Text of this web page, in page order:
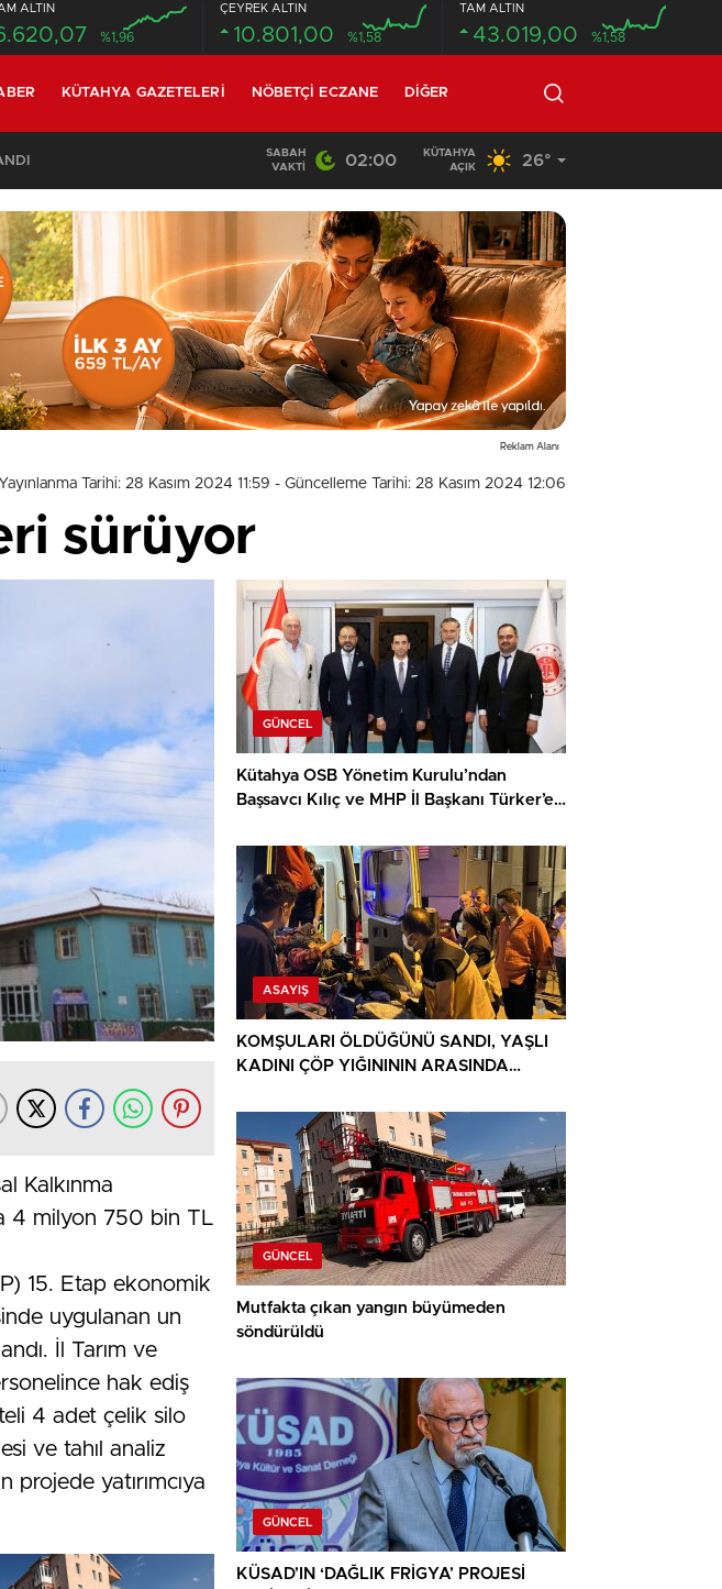
ALTIN
%1,96
ÇEYREK ALTIN
10.801,00 %1,58
TAM ALTIN
43.019,00 %1,58
KÜTAHYA GAZETELERI NÖBETÇI ECZANE DIĞER
20:58 /
SABAH
VAKTI
02:00
KÜTAHYA
AÇIK
26°
Reklam Alanı
Yayınlanma Tarihi: 28 Kasım 2024 11:59 - Güncelleme Tarihi: 28 Kasım 2024 12:06
sürüyor
Kalkınma
4 milyon 750 bin TL
15. Etap ekonomik
uygulanan un
İl Tarım ve
hak ediş
4 adet çelik silo
ve tahıl analiz
projede yatırımcıya
GÜNCEL
Kütahya OSB Yönetim Kurulu’ndan
Başsavcı Kılıç ve MHP İl Başkanı Türker’e
ASAYIŞ
KOMŞULARI ÖLDÜĞÜNÜ SANDI, YAŞLI
KADINI ÇÖP YIĞINININ ARASINDA
GÜNCEL
Mutfakta çıkan yangın büyümeden
söndürüldü
GÜNCEL
KÜSAD’IN ‘DAĞLIK FRİGYA’ PROJESİ